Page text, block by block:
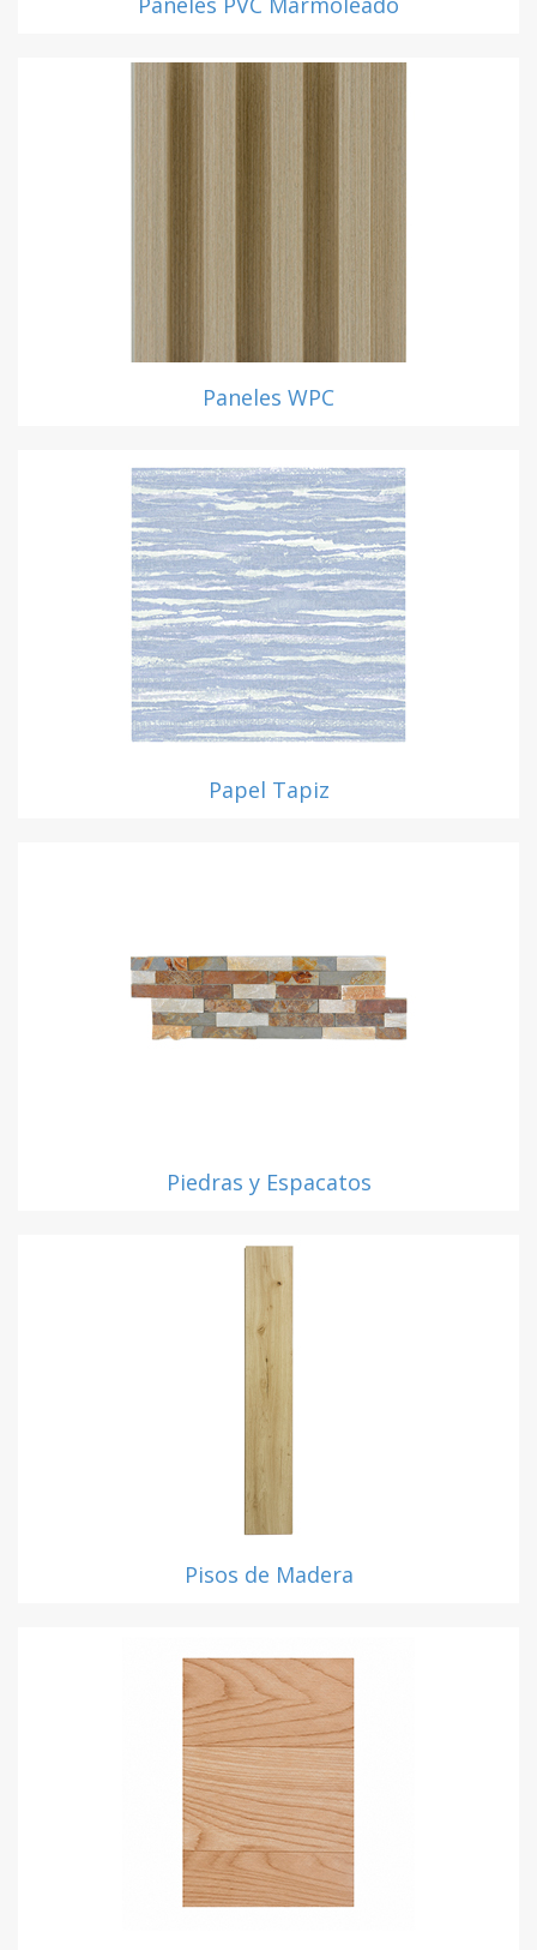
Paneles WPC
Papel Tapiz
Piedras y Espacatos
Pisos de Madera